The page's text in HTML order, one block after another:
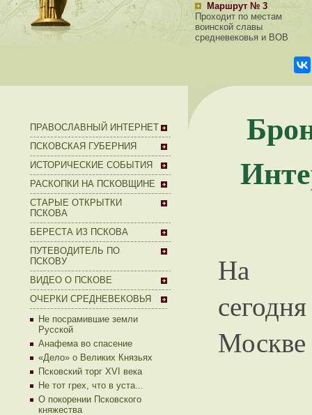
Маршрут № 3
Проходит по местам
воинской славы
средневековья и ВОВ
ПРАВОСЛАВНЫЙ ИНТЕРНЕТ
ПСКОВСКАЯ ГУБЕРНИЯ
ИСТОРИЧЕСКИЕ СОБЫТИЯ
РАСКОПКИ НА ПСКОВЩИНЕ
СТАРЫЕ ОТКРЫТКИ
ПСКОВА
БЕРЕСТА ИЗ ПСКОВА
ПУТЕВОДИТЕЛЬ ПО
ПСКОВУ
ВИДЕО О ПСКОВЕ
ОЧЕРКИ СРЕДНЕВЕКОВЬЯ
Не посрамившие земли
Русской
Анафема во спасение
«Дело» о Великих Князьях
Псковский торг XVI века
Не тот грех, что в уста...
О покорении Псковского
княжества
На
Москве